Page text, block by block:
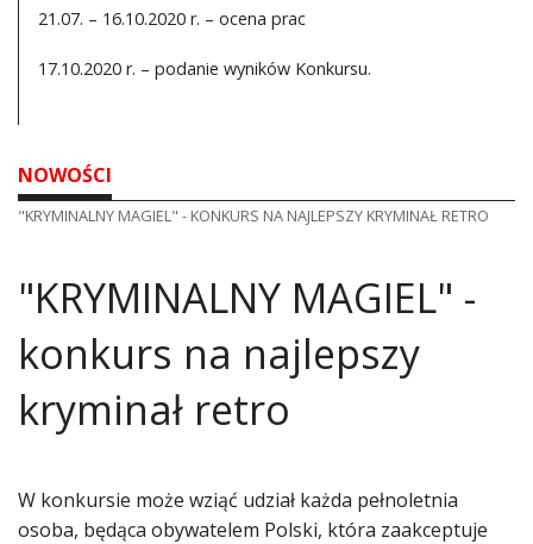
21.07. – 16.10.2020 r. – ocena prac
17.10.2020 r. – podanie wyników Konkursu.
NOWOŚCI
"KRYMINALNY MAGIEL" - KONKURS NA NAJLEPSZY KRYMINAŁ RETRO
"KRYMINALNY MAGIEL" -
konkurs na najlepszy
kryminał retro
W konkursie może wziąć udział każda pełnoletnia
osoba, będąca obywatelem Polski, która zaakceptuje